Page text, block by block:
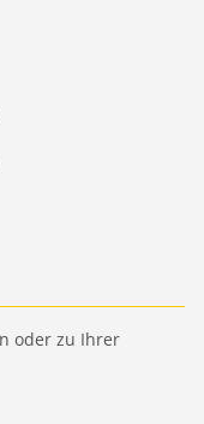
oder zu Ihrer